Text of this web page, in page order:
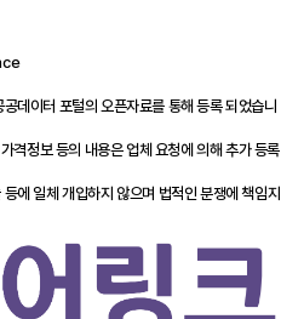
데이터 포털의 오픈자료를 통해 등록 되었습니
격정보 등의 내용은 업체 요청에 의해 추가 등록
에 일체 개입하지 않으며 법적인 분쟁에 책임지